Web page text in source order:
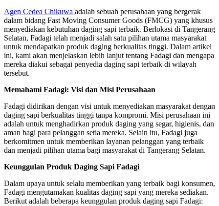
Agen Cedea Chikuwa adalah sebuah perusahaan yang bergerak
dalam bidang Fast Moving Consumer Goods (FMCG) yang khusus
menyediakan kebutuhan daging sapi terbaik. Berlokasi di Tangerang
Selatan, Fadagi telah menjadi salah satu pilihan utama masyarakat
untuk mendapatkan produk daging berkualitas tinggi. Dalam artikel
ini, kami akan menjelaskan lebih lanjut tentang Fadagi dan mengapa
mereka diakui sebagai penyedia daging sapi terbaik di wilayah
tersebut.
Memahami Fadagi: Visi dan Misi Perusahaan
Fadagi didirikan dengan visi untuk menyediakan masyarakat dengan
daging sapi berkualitas tinggi tanpa kompromi. Misi perusahaan ini
adalah untuk menghadirkan produk daging yang segar, higienis, dan
aman bagi para pelanggan setia mereka. Selain itu, Fadagi juga
berkomitmen untuk memberikan layanan pelanggan yang terbaik
dan menjadi pilihan utama bagi masyarakat di Tangerang Selatan.
Keunggulan Produk Daging Sapi Fadagi
Dalam upaya untuk selalu memberikan yang terbaik bagi konsumen,
Fadagi mengutamakan kualitas daging sapi yang mereka sediakan.
Berikut adalah beberapa keunggulan produk daging sapi Fadagi: